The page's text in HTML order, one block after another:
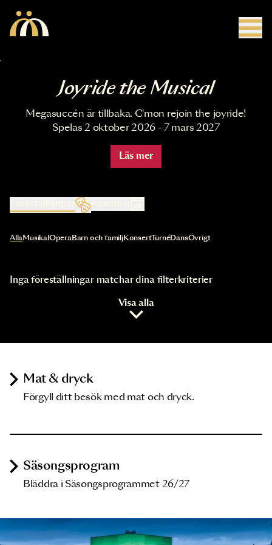
Joyride the Musical
Megasuccén är tillbaka. C'mon rejoin the joyride!
Spelas 2 oktober 2026 - 7 mars 2027
Läs mer
Kalender
Val av kategori uppdaterar innehållet automatiskt
AllaMusikal OperaBarn och familjKonsertTurnéDansÖvrigt
Inga föreställningar matchar dina filterkriterier
Visa alla
Mat & dryck
Förgyll ditt besök med mat och dryck.
Säsongsprogram
Bläddra i Säsongsprogrammet 26/27